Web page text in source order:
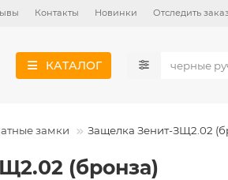
Контакты Новинки Отследить
КАТАЛОГ
замки Защелка Зенит-ЗЩ2.02
(бронза)